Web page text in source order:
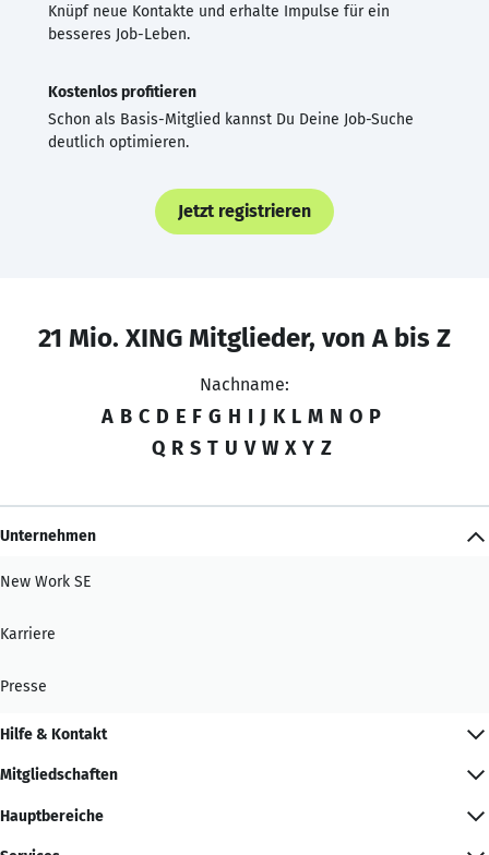
Knüpf neue Kontakte und erhalte Impulse für ein
besseres Job-Leben.
Kostenlos profitieren
Schon als Basis-Mitglied kannst Du Deine Job-Suche
deutlich optimieren.
Jetzt registrieren
21 Mio. XING Mitglieder, von A bis Z
Nachname:
A B C D E F G H I J K L M N O P
Q R S T U V W X Y Z
Unternehmen
New Work SE
Karriere
Presse
Hilfe & Kontakt
Mitgliedschaften
Hauptbereiche